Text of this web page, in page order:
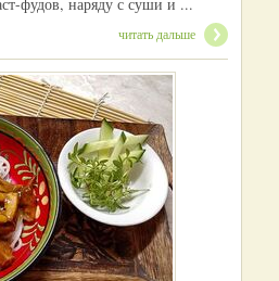
читать дальше